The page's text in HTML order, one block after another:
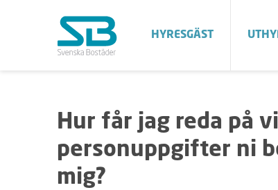
HYRESGÄST
Hur får jag reda på
personuppgifter ni
mig?